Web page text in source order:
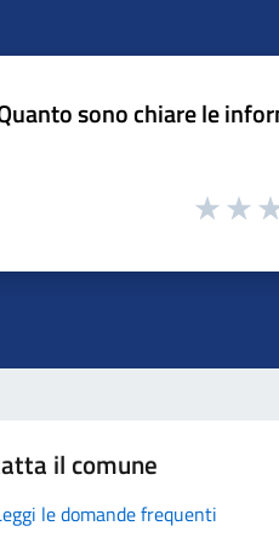
sono chiare le
il comune
le domande frequenti